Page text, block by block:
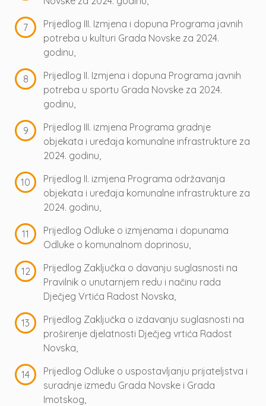
Prijedlog III. Izmjena i dopuna Programa javnih
potreba u kulturi Grada Novske za 2024.
godinu,
Prijedlog II. Izmjena i dopuna Programa javnih
potreba u sportu Grada Novske za 2024.
godinu,
Prijedlog III. izmjena Programa gradnje
objekata i uređaja komunalne infrastrukture za
2024. godinu,
Prijedlog II. izmjena Programa održavanja
objekata i uređaja komunalne infrastrukture za
2024. godinu,
Prijedlog Odluke o izmjenama i dopunama
Odluke o komunalnom doprinosu,
Prijedlog Zaključka o davanju suglasnosti na
Pravilnik o unutarnjem redu i načinu rada
Dječjeg Vrtića Radost Novska,
Prijedlog Zaključka o izdavanju suglasnosti na
proširenje djelatnosti Dječjeg vrtića Radost
Novska,
Prijedlog Odluke o uspostavljanju prijateljstva i
suradnje između Grada Novske i Grada
Imotskog,